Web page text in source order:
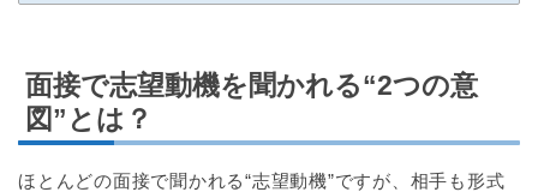
面接で志望動機を聞かれる“2つの意
図”とは？
ほとんどの面接で聞かれる“志望動機”ですが、相手も形式